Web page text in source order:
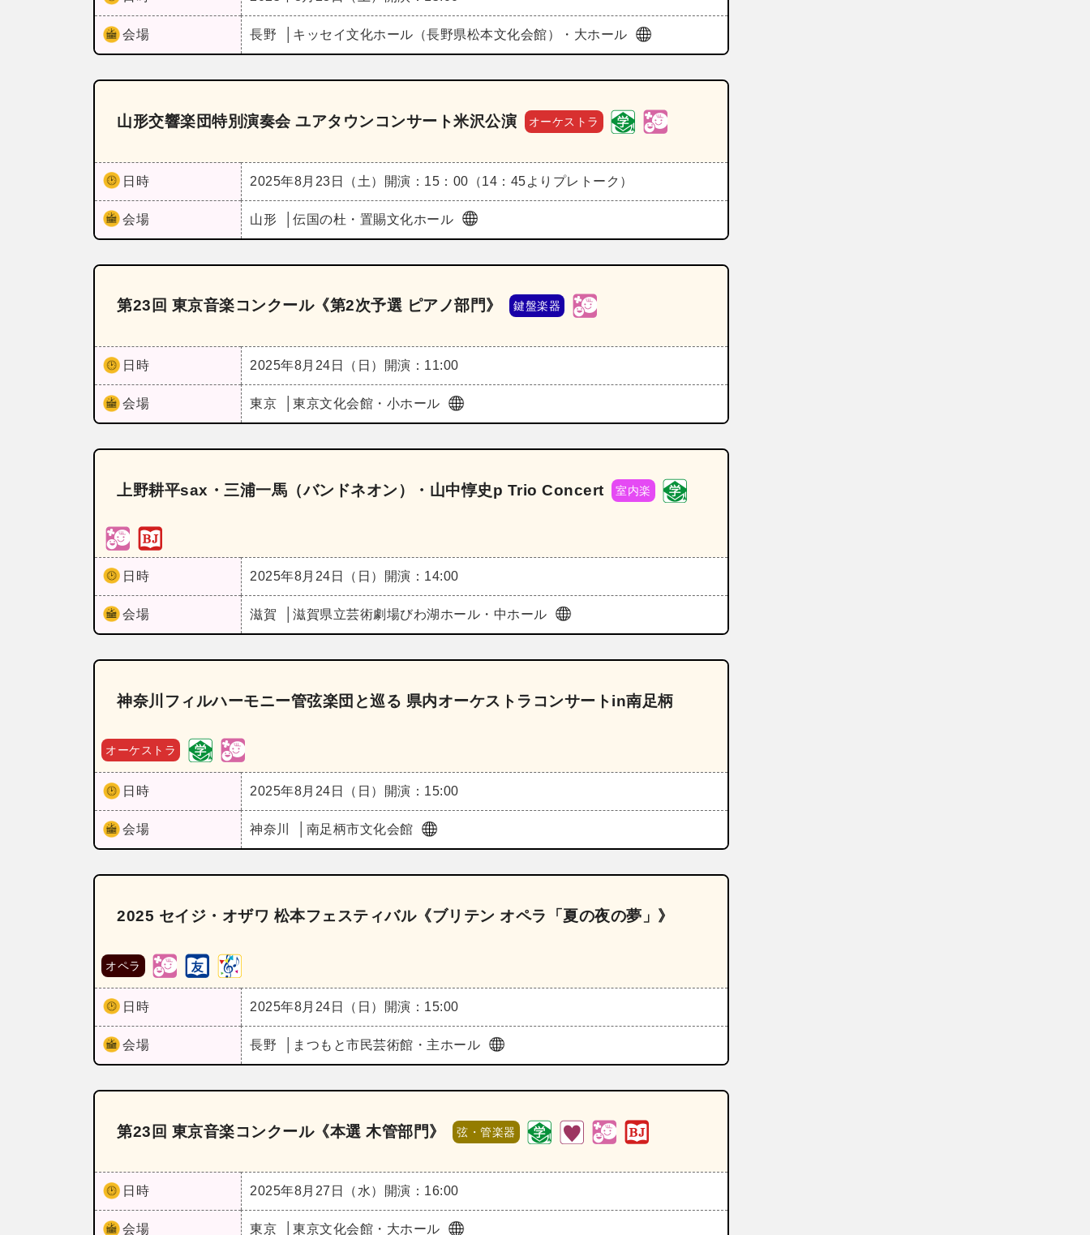
会場 長野 キッセイ文化ホール（長野県松本文化会館）・大ホール
山形交響楽団特別演奏会 ユアタウンコンサート米沢公演 オーケストラ
日時 2025年8月23日（土） 開演：15：00（14：45よりプレトーク）
会場 山形 伝国の杜・置賜文化ホール
第23回 東京音楽コンクール《第2次予選 ピアノ部門》 鍵盤楽器
日時 2025年8月24日（日） 開演：11:00
会場 東京 東京文化会館・小ホール
上野耕平sax・三浦一馬（バンドネオン）・山中惇史p Trio Concert 室内楽
日時 2025年8月24日（日） 開演：14:00
会場 滋賀 滋賀県立芸術劇場びわ湖ホール・中ホール
神奈川フィルハーモニー管弦楽団と巡る 県内オーケストラコンサートin南足柄
オーケストラ
日時 2025年8月24日（日） 開演：15:00
会場 神奈川 南足柄市文化会館
2025 セイジ・オザワ 松本フェスティバル《ブリテン オペラ「夏の夜の夢」》
オペラ
日時 2025年8月24日（日） 開演：15:00
会場 長野 まつもと市民芸術館・主ホール
第23回 東京音楽コンクール《本選 木管部門》 弦・管楽器
日時 2025年8月27日（水） 開演：16:00
会場 東京 東京文化会館・大ホール